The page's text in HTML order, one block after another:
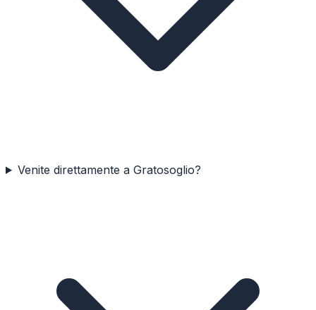
Venite direttamente a Gratosoglio?